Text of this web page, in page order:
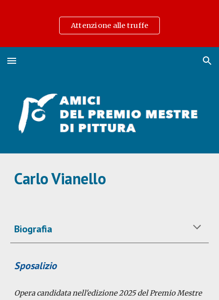
Skip to main content
Skip to navigation
Attenzione alle truffe
Carlo Vianello
Biografia
Sposalizio
Opera candidatanell'edizione 2025 del Premio Mestre